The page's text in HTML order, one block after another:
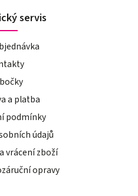
servis
a platba
podmínky
údajů
vrácení zboží
opravy